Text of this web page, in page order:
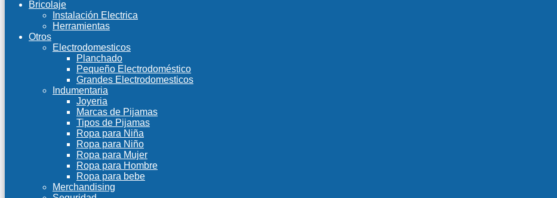
Bricolaje
Instalación Electrica
Herramientas
Otros
Electrodomesticos
Planchado
Pequeño Electrodoméstico
Grandes Electrodomesticos
Indumentaria
Joyeria
Marcas de Pijamas
Tipos de Pijamas
Ropa para Niña
Ropa para Niño
Ropa para Mujer
Ropa para Hombre
Ropa para bebe
Merchandising